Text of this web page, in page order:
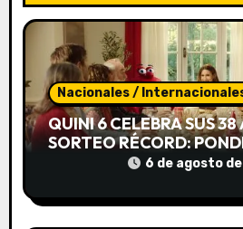
d
e
n
r
Nacionales /
QUINI 6 CELEBRA SUS
SORTEO RÉCORD:
UN POZO ESTIMADO DE
MILLONES
6 de agosto